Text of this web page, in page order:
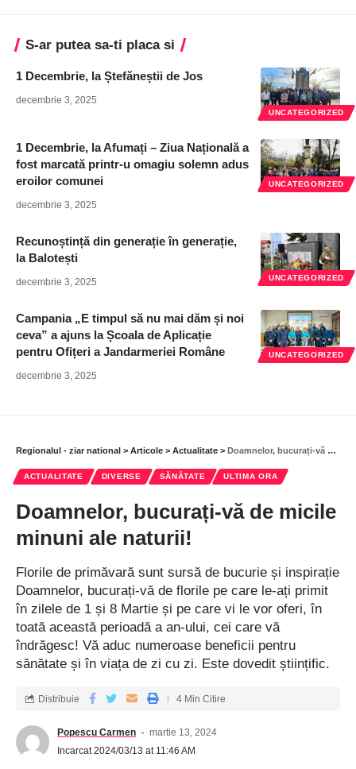
S-ar putea sa-ti placa si
UNCATEGORIZED
1 Decembrie, la Ștefăneștii de Jos
decembrie 3, 2025
UNCATEGORIZED
1 Decembrie, la Afumați – Ziua Națională a
fost marcată printr-u omagiu solemn adus
eroilor comunei
decembrie 3, 2025
UNCATEGORIZED
Recunoștință din generație în generație,
la Balotești
decembrie 3, 2025
UNCATEGORIZED
Campania „E timpul să nu mai dăm și noi
ceva” a ajuns la Școala de Aplicație
pentru Ofițeri a Jandarmeriei Române
decembrie 3, 2025
Regionalul - ziar national > Articole > Actualitate > Doamnelor, bucurați-vă de micile minuni ale naturii!
ACTUALITATE DIVERSE SĂNĂTATE ULTIMA ORA
Doamnelor, bucurați-vă de micile
minuni ale naturii!
Florile de primăvară sunt sursă de bucurie și inspirație
Doamnelor, bucurați-vă de florile pe care le-ați primit
în zilele de 1 și 8 Martie și pe care vi le vor oferi, în
toată această perioadă a an-ului, cei care vă
îndrăgesc! Vă aduc numeroase beneficii pentru
sănătate și în viața de zi cu zi. Este dovedit științific.
Popescu Carmen
martie 13, 2024
Incarcat 2024/03/13 at 11:46 AM
Distribuie 4 Min Citire